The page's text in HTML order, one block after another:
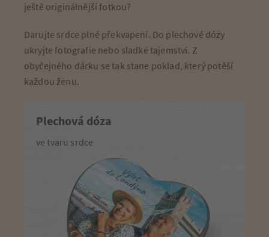
ještě originálnější fotkou?
Darujte srdce plné překvapení. Do plechové dózy
ukryjte fotografie nebo sladké tajemství. Z
obyčejného dárku se tak stane poklad, který potěší
každou ženu.
Plechová dóza
ve tvaru srdce